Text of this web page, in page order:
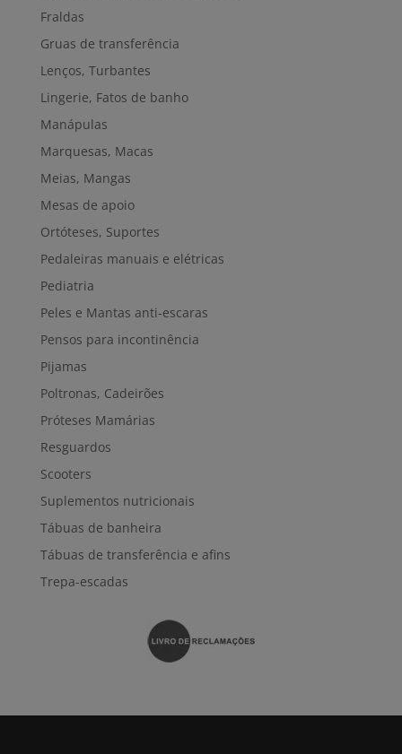
Fraldas
Gruas de transferência
Lenços, Turbantes
Lingerie, Fatos de banho
Manápulas
Marquesas, Macas
Meias, Mangas
Mesas de apoio
Ortóteses, Suportes
Pedaleiras manuais e elétricas
Pediatria
Peles e Mantas anti-escaras
Pensos para incontinência
Pijamas
Poltronas, Cadeirões
Próteses Mamárias
Resguardos
Scooters
Suplementos nutricionais
Tábuas de banheira
Tábuas de transferência e afins
Trepa-escadas